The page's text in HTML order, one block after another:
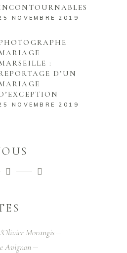
NOVEMBRE 2019
:
D’UN
NOVEMBRE 2019
Morangis
Avignon